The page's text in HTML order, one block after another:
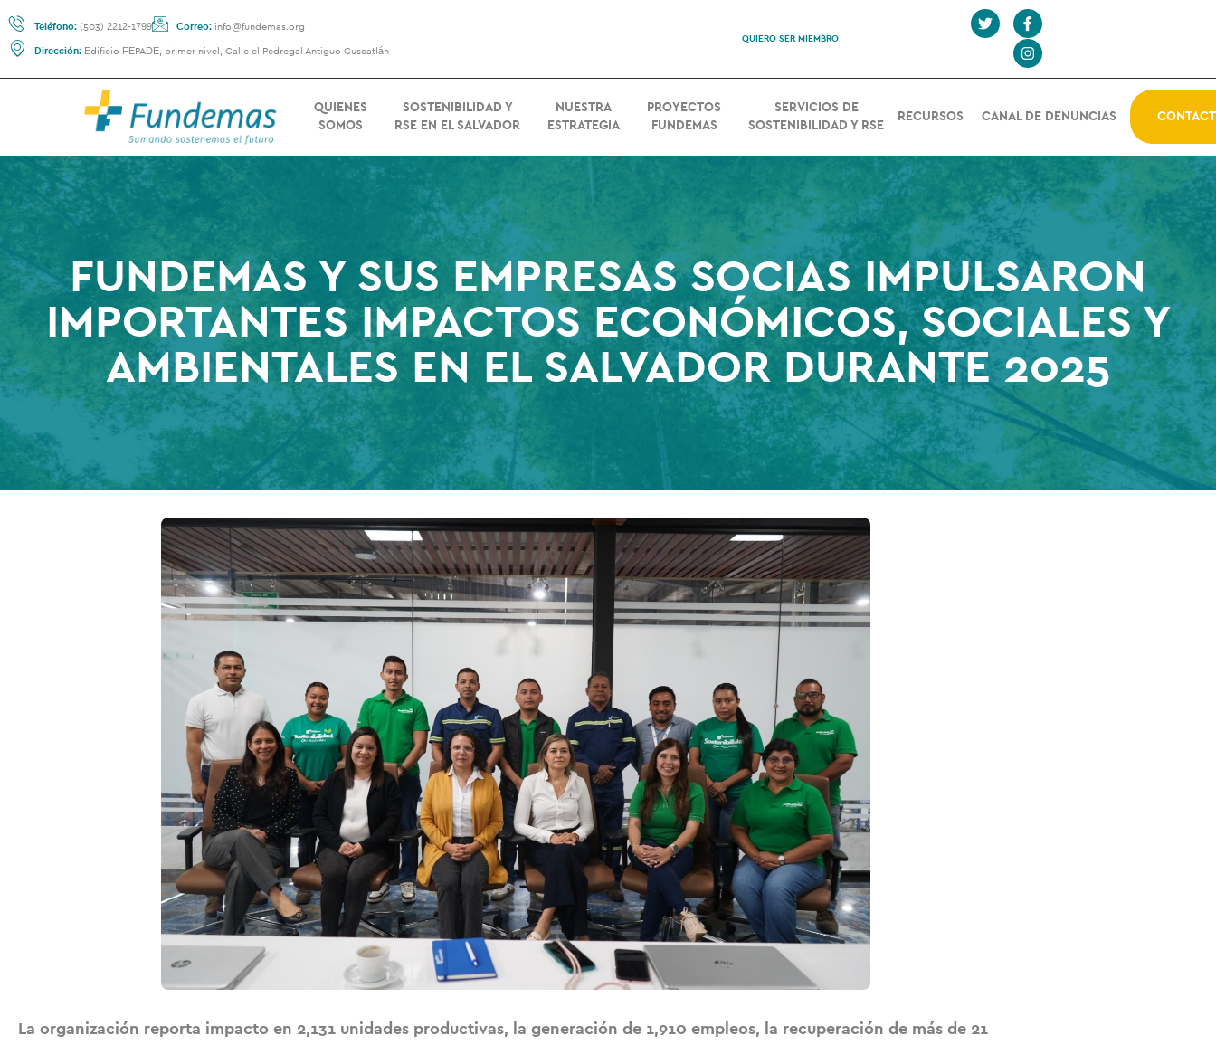
Teléfono:(503) 2212-1799 Correo: info@fundemas.org
Dirección:Edificio FEPADE, primer nivel, Calle el Pedregal Antiguo Cuscatlán
QUIERO SER MIEMBRO
QUIENES
SOMOS
SOSTENIBILIDAD Y
RSE EN EL SALVADOR
NUESTRA
ESTRATEGIA
PROYECTOS
FUNDEMAS
SERVICIOS DE
SOSTENIBILIDAD Y RSE
RECURSOS CANAL DE DENUNCIAS
FUNDEMAS Y SUS EMPRESAS SOCIAS IMPULSARON
IMPORTANTES IMPACTOS ECONÓMICOS, SOCIALES Y
AMBIENTALES EN EL SALVADOR DURANTE 2025
La organización reporta impacto en 2,131 unidades productivas, la generación de 1,910 empleos, la recuperación de más de 21